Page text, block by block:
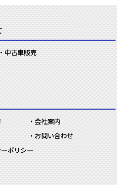
中古車販売
会社案内
お問い合わせ
ポリシー